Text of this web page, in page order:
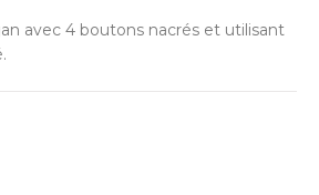
avec 4 boutons nacrés et utilisant